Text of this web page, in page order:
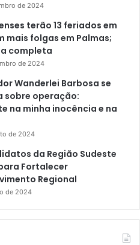
de 2024
terão 13 feriados em
mais folgas em Palmas;
completa
de 2024
Wanderlei Barbosa se
sobre operação:
na minha inocência e na
de 2024
da Região Sudeste
Fortalecer
Regional
de 2024